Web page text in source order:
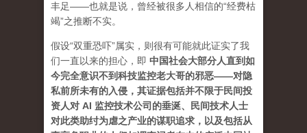
丰足——也就是说，曾经被很多人相信的“经费枯
竭”之推断不实。
假设“双重恐吓”属实，则很有可能就此证实了我
们一直以来的担心，即 中国社会大部分人直到如
今完全意识不到科技监控老大哥的邪恶——对隐
私前所未有的入侵，其证据包括并不限于民间投
资人对 AI 监控技术公司的垂涎、民间技术人士
对此类助纣为虐之产业的谋职追求，以及包括从